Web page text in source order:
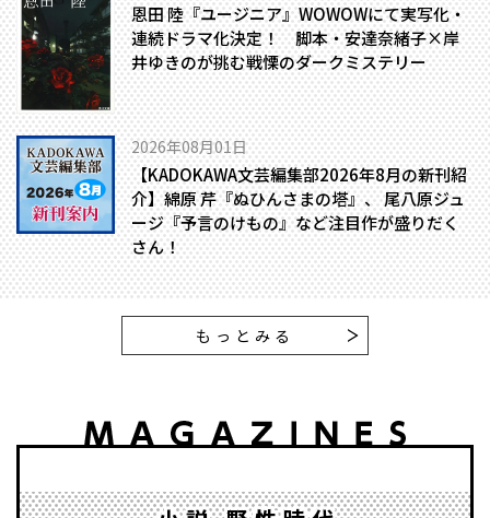
恩田 陸『ユージニア』WOWOWにて実写化・
連続ドラマ化決定！ 脚本・安達奈緒子×岸
井ゆきのが挑む戦慄のダークミステリー
2026年08月01日
【KADOKAWA文芸編集部2026年8月の新刊紹
介】綿原 芹『ぬひんさまの塔』、 尾八原ジュ
ージ『予言のけもの』など注目作が盛りだく
さん！
もっとみる